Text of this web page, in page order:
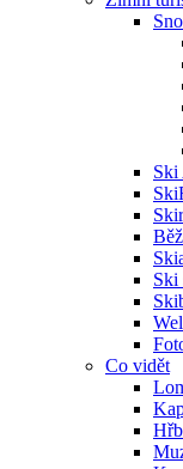
Ski
Ski
Co vidět